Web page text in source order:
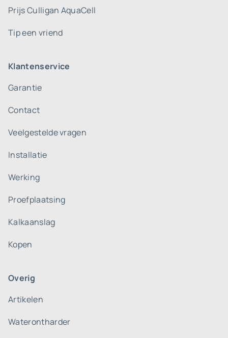
Prijs Culligan AquaCell
Tip een vriend
Klantenservice
Garantie
Contact
Veelgestelde vragen
Installatie
Werking
Proefplaatsing
Kalkaanslag
Kopen
Overig
Artikelen
Waterontharder